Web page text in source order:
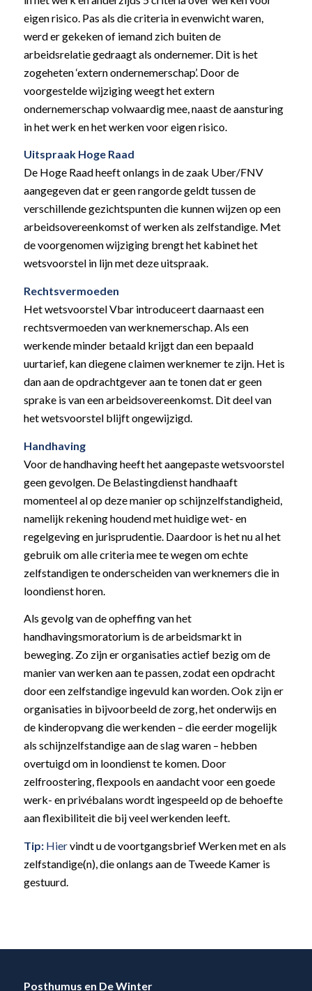
eigen risico. Pas als die criteria in evenwicht waren,
werd er gekeken of iemand zich buiten de
arbeidsrelatie gedraagt als ondernemer. Dit is het
zogeheten ‘extern ondernemerschap’. Door de
voorgestelde wijziging weegt het extern
ondernemerschap volwaardig mee, naast de aansturing
in het werk en het werken voor eigen risico.
Uitspraak Hoge Raad
De Hoge Raad heeft onlangs in de zaak Uber/FNV
aangegeven dat er geen rangorde geldt tussen de
verschillende gezichtspunten die kunnen wijzen op een
arbeidsovereenkomst of werken als zelfstandige. Met
de voorgenomen wijziging brengt het kabinet het
wetsvoorstel in lijn met deze uitspraak.
Rechtsvermoeden
Het wetsvoorstel Vbar introduceert daarnaast een
rechtsvermoeden van werknemerschap. Als een
werkende minder betaald krijgt dan een bepaald
uurtarief, kan diegene claimen werknemer te zijn. Het is
dan aan de opdrachtgever aan te tonen dat er geen
sprake is van een arbeidsovereenkomst. Dit deel van
het wetsvoorstel blijft ongewijzigd.
Handhaving
Voor de handhaving heeft het aangepaste wetsvoorstel
geen gevolgen. De Belastingdienst handhaaft
momenteel al op deze manier op schijnzelfstandigheid,
namelijk rekening houdend met huidige wet- en
regelgeving en jurisprudentie. Daardoor is het nu al het
gebruik om alle criteria mee te wegen om echte
zelfstandigen te onderscheiden van werknemers die in
loondienst horen.
Als gevolg van de opheffing van het
handhavingsmoratorium is de arbeidsmarkt in
beweging. Zo zijn er organisaties actief bezig om de
manier van werken aan te passen, zodat een opdracht
door een zelfstandige ingevuld kan worden. Ook zijn er
organisaties in bijvoorbeeld de zorg, het onderwijs en
de kinderopvang die werkenden – die eerder mogelijk
als schijnzelfstandige aan de slag waren – hebben
overtuigd om in loondienst te komen. Door
zelfroostering, flexpools en aandacht voor een goede
werk- en privébalans wordt ingespeeld op de behoefte
aan flexibiliteit die bij veel werkenden leeft.
Tip: Hiervindt u de voortgangsbrief Werken met en als
zelfstandige(n), die onlangs aan de Tweede Kamer is
gestuurd.
Posthumus en De Winter